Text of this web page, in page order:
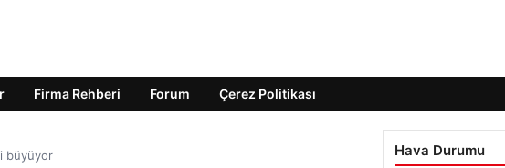
Firma Rehberi Forum Çerez Politikası
büyüyor Hava Durumu